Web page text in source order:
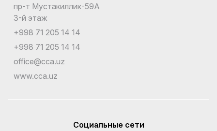
пр-т Мустакиллик-59A
3-й этаж
+998 71 205 14 14
+998 71 205 14 14
office@cca.uz
www.cca.uz
Социальные сети